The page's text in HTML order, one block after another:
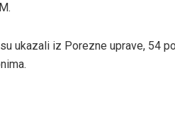
ukazali iz Porezne uprave, 54